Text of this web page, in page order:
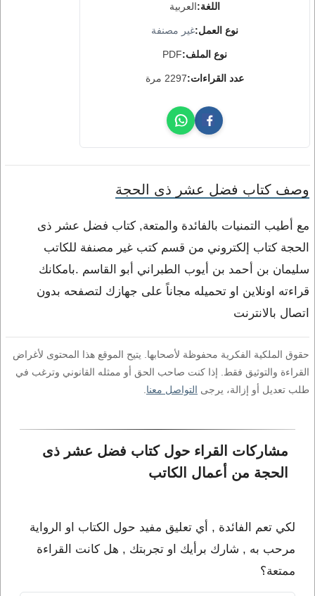
اللغة:العربية
نوع العمل:غير مصنفة
نوع الملف:PDF
عدد القراءات:2297 مرة
وصف كتاب فضل عشر ذى الحجة
مع أطيب التمنيات بالفائدة والمتعة, كتاب فضل عشر ذى
الحجة كتاب إلكتروني من قسم كتب غير مصنفة للكاتب
سليمان بن أحمد بن أيوب الطبراني أبو القاسم .بامكانك
قراءته اونلاين او تحميله مجاناً على جهازك لتصفحه بدون
اتصال بالانترنت
حقوق الملكية الفكرية محفوظة لأصحابها. يتيح الموقع هذا المحتوى لأغراض
القراءة والتوثيق فقط. إذا كنت صاحب الحق أو ممثله القانوني وترغب في
طلب تعديل أو إزالة، يرجى التواصل معنا
مشاركات القراء حول كتاب فضل عشر ذى
الحجة من أعمال الكاتب
لكي تعم الفائدة , أي تعليق مفيد حول الكتاب او الرواية
مرحب به , شارك برأيك او تجربتك , هل كانت القراءة
ممتعة؟